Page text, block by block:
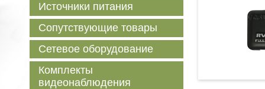
Источники питания
Сопутствующие товары
Сетевое оборудование
Комплекты
видеонаблюдения